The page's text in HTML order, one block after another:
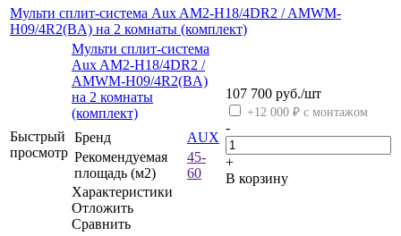
Мульти сплит-система Aux AM2-H18/4DR2 / AMWM-
H09/4R2(BA) на 2 комнаты (комплект)
Быстрый
просмотр
Мульти сплит-система
Aux AM2-H18/4DR2 /
AMWM-H09/4R2(BA)
на 2 комнаты
(комплект)
Бренд
AUX
Рекомендуемая
площадь (м2)
45-
60
Характеристики
Отложить
Сравнить
107 700 руб./шт
+12 000 ₽ с монтажом
-
+
В корзину